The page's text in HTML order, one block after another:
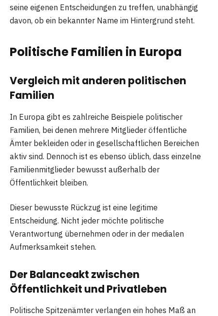
seine eigenen Entscheidungen zu treffen, unabhängig
davon, ob ein bekannter Name im Hintergrund steht.
Politische Familien in Europa
Vergleich mit anderen politischen
Familien
In Europa gibt es zahlreiche Beispiele politischer
Familien, bei denen mehrere Mitglieder öffentliche
Ämter bekleiden oder in gesellschaftlichen Bereichen
aktiv sind. Dennoch ist es ebenso üblich, dass einzelne
Familienmitglieder bewusst außerhalb der
Öffentlichkeit bleiben.
Dieser bewusste Rückzug ist eine legitime
Entscheidung. Nicht jeder möchte politische
Verantwortung übernehmen oder in der medialen
Aufmerksamkeit stehen.
Der Balanceakt zwischen
Öffentlichkeit und Privatleben
Politische Spitzenämter verlangen ein hohes Maß an